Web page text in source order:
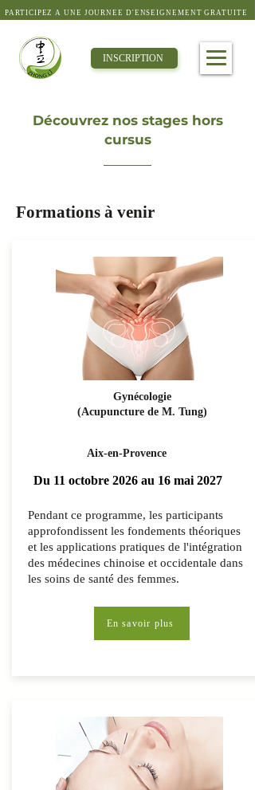
PARTICIPEZ À UNE JOURNÉE D'ENSEIGNEMENT GRATUITE
INSCRIPTION
Découvrez nos stages hors
cursus
Formations à venir
Gynécologie
(Acupuncture de M. Tung)
Aix-en-Provence
Du 11 octobre 2026 au 16 mai 2027
Pendant ce programme, les participants
approfondissent les fondements théoriques
et les applications pratiques de l'intégration
des médecines chinoise et occidentale dans
les soins de santé des femmes.
En savoir plus